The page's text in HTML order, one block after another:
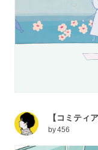
【コミティ
by456